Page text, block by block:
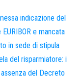
indicazione del
e mancata
in sede di stipula
del risparmiatore: i
del Decreto